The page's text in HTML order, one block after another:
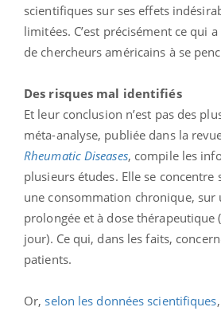
scientifiques sur ses effets
limitées. C’est précisément ce qui
de chercheurs américains à se
Des risques mal identifiés
Et leur conclusion n’est pas des
méta-analyse, publiée dans la
Rheumatic Diseases, compile les
plusieurs études. Elle se concentre
une consommation chronique, sur
prolongée et à dose thérapeutique
jour). Ce qui, dans les faits,
patients.
Or, selon les données scientifiques